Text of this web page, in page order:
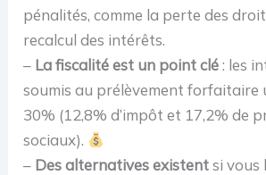
pénalités, comme la perte des
recalcul des intérêts.
– La fiscalité est un point clé: les
soumis au prélèvement forfaitaire
30% (12,8% d’impôt et 17,2% de
sociaux).
– Des alternatives existentsi vous